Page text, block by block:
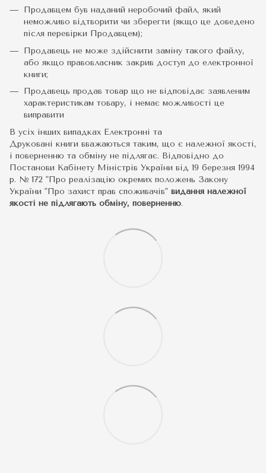
Продавцем був наданий неробочий файл, який
неможливо відтворити чи зберегти (якщо це доведено
після перевірки Продавцем);
Продавець не може здійснити заміну такого файлу,
або якщо правовласник закрив доступ до електронної
книги;
Продавець продав товар що не відповідає заявленим
характеристикам товару, і немає можливості це
виправити
В усіх інших випадках Електронні та
Друковані книги вважаються таким, що є належної якості,
і поверненню та обміну не підлягає. Відповідно до
Постанови Кабінету Міністрів України від 19 березня 1994
р. № 172 "Про реалізацію окремих положень Закону
України "Про захист прав споживачів" видання належної
якості не підлягають обміну, поверненню.